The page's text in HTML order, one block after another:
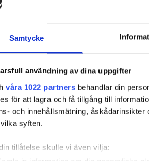
Samtycke
användning av dina uppgifter
våra 1022 partners behandlar din
för att lagra och få tillgång till
och innehållsmätning,
syften.
tillåtelse skulle vi även vilja:
dig?
vår hemsida.